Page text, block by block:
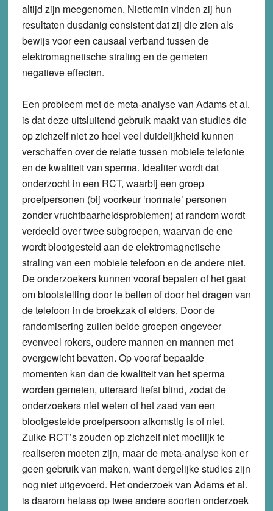
altijd zijn meegenomen. Niettemin vinden zij hun
resultaten dusdanig consistent dat zij die zien als
bewijs voor een causaal verband tussen de
elektromagnetische straling en de gemeten
negatieve effecten.
Een probleem met de meta-analyse van Adams et al.
is dat deze uitsluitend gebruik maakt van studies die
op zichzelf niet zo heel veel duidelijkheid kunnen
verschaffen over de relatie tussen mobiele telefonie
en de kwaliteit van sperma. Idealiter wordt dat
onderzocht in een RCT, waarbij een groep
proefpersonen (bij voorkeur ‘normale’ personen
zonder vruchtbaarheidsproblemen) at random wordt
verdeeld over twee subgroepen, waarvan de ene
wordt blootgesteld aan de elektromagnetische
straling van een mobiele telefoon en de andere niet.
De onderzoekers kunnen vooraf bepalen of het gaat
om blootstelling door te bellen of door het dragen van
de telefoon in de broekzak of elders. Door de
randomisering zullen beide groepen ongeveer
evenveel rokers, oudere mannen en mannen met
overgewicht bevatten. Op vooraf bepaalde
momenten kan dan de kwaliteit van het sperma
worden gemeten, uiteraard liefst blind, zodat de
onderzoekers niet weten of het zaad van een
blootgestelde proefpersoon afkomstig is of niet.
Zulke RCT’s zouden op zichzelf niet moeilijk te
realiseren moeten zijn, maar de meta-analyse kon er
geen gebruik van maken, want dergelijke studies zijn
nog niet uitgevoerd. Het onderzoek van Adams et al.
is daarom helaas op twee andere soorten onderzoek